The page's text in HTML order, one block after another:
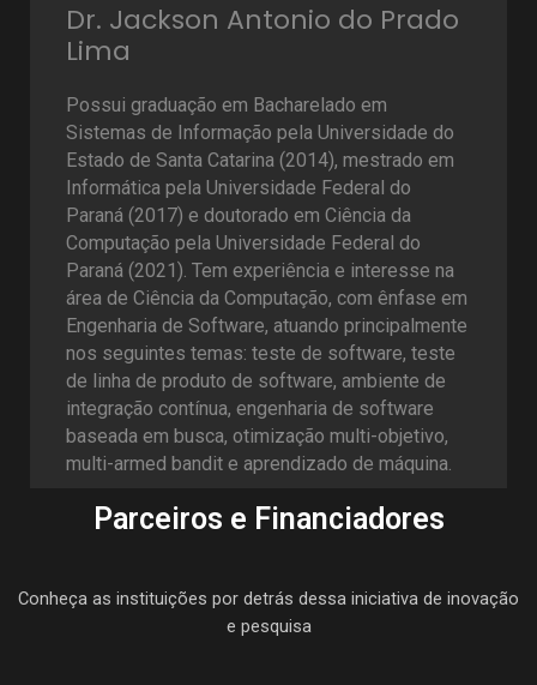
Dr. Jackson Antonio do Prado
Lima
Possui graduação em Bacharelado em
Sistemas de Informação pela Universidade do
Estado de Santa Catarina (2014), mestrado em
Informática pela Universidade Federal do
Paraná (2017) e doutorado em Ciência da
Computação pela Universidade Federal do
Paraná (2021). Tem experiência e interesse na
área de Ciência da Computação, com ênfase em
Engenharia de Software, atuando principalmente
nos seguintes temas: teste de software, teste
de linha de produto de software, ambiente de
integração contínua, engenharia de software
baseada em busca, otimização multi-objetivo,
multi-armed bandit e aprendizado de máquina.
Parceiros e Financiadores
Conheça as instituições por detrás dessa iniciativa de inovação
e pesquisa